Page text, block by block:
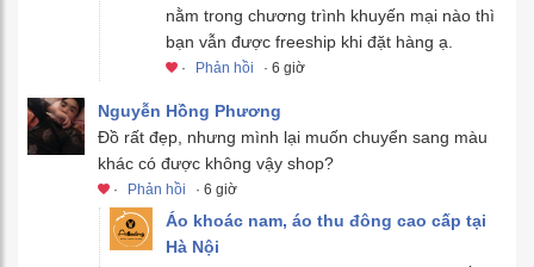
nằm trong chương trình khuyến mại nào thì
bạn vẫn được freeship khi đặt hàng ạ.
· Phản hồi · 6 giờ
Nguyễn Hồng Phương
Đồ rất đẹp, nhưng mình lại muốn chuyển sang màu
khác có được không vậy shop?
· Phản hồi · 6 giờ
Áo khoác nam, áo thu đông cao cấp tại
Hà Nội